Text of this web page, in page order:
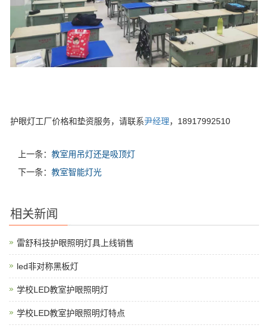
护眼灯工厂价格和垫资服务，请联系尹经理，18917992510
上一条： 教室用吊灯还是吸顶灯
下一条： 教室智能灯光
相关新闻
雷舒科技护眼照明灯具上线销售
led非对称黑板灯
学校LED教室护眼照明灯
学校LED教室护眼照明灯特点